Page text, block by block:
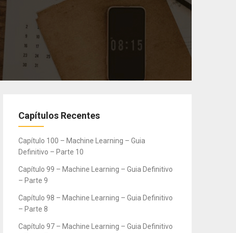
Capítulos Recentes
Capítulo 100 – Machine Learning – Guia
Definitivo – Parte 10
Capítulo 99 – Machine Learning – Guia Definitivo
– Parte 9
Capítulo 98 – Machine Learning – Guia Definitivo
– Parte 8
Capítulo 97 – Machine Learning – Guia Definitivo